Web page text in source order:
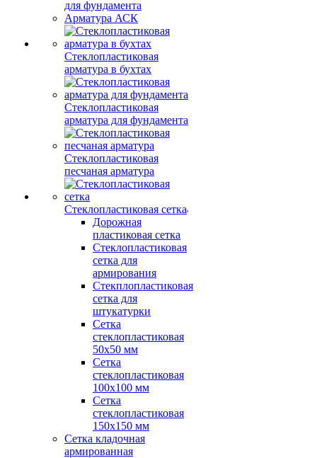
для фундамента
Арматура АСК
Стеклопластиковая
арматура в бухтах
Стеклопластиковая
арматура для фундамента
Стеклопластиковая
песчаная арматура
Стеклопластиковая сетка
Дорожная
пластиковая сетка
Стеклопластиковая
сетка для
армирования
Стекплопластиковая
сетка для
штукатурки
Сетка
стеклопластиковая
50x50 мм
Сетка
стеклопластиковая
100x100 мм
Сетка
стеклопластиковая
150x150 мм
Сетка кладочная
армированная